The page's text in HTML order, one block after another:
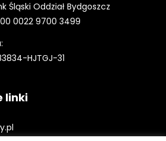
Śląski Oddział Bydgoszcz
0022 9700 3499
HJTGJ-31
linki